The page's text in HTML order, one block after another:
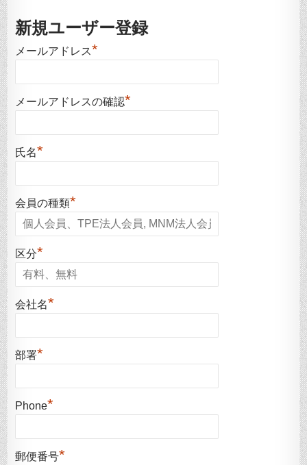
新規ユーザー登録
メールアドレス*
メールアドレスの確認*
氏名*
会員の種類*
区分*
会社名*
部署*
Phone*
郵便番号*